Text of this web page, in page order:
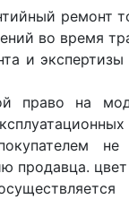
ремонт
во время
и
право на
не
продавца.